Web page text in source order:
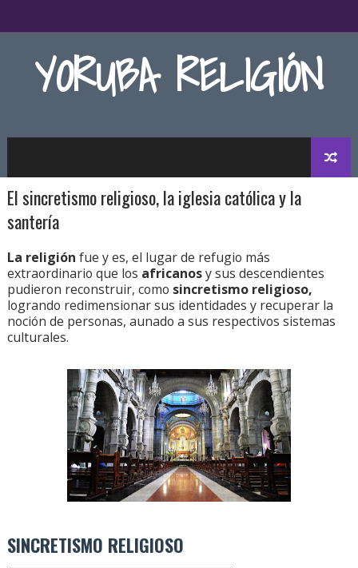
YORUBA RELIGIÓN
El sincretismo religioso, la iglesia católica y la
santería
La religión fue y es, el lugar de refugio más
extraordinario que los africanosy sus descendientes
pudieron reconstruir, como sincretismo religioso,
logrando redimensionar sus identidades y recuperar la
noción de personas, aunado a sus respectivos sistemas
culturales.
SINCRETISMO RELIGIOSO